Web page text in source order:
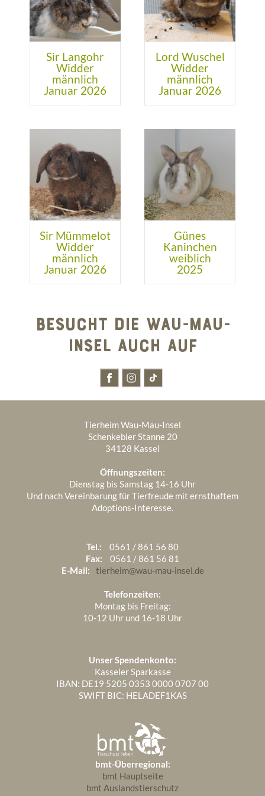
KONTAKT
SHOP
Sir Langohr
Widder
männlich
Januar 2026
Lord Wuschel
Widder
männlich
Januar 2026
Sir Mümmelot
Widder
männlich
Januar 2026
Günes
Kaninchen
weiblich
2025
BESUCHT DIE WAU-MAU-
INSEL AUCH AUF
Tierheim Wau-Mau-Insel
Schenkebier Stanne 20
34128 Kassel
Öffnungszeiten:
Dienstag bis Samstag 14-16 Uhr
Und nach Vereinbarung für Tierfreude mit ernsthaftem
Adoptions-Interesse.
Tel.:
0561 / 861 56 80
Fax:
0561 / 861 56 81
E-Mail:
tierheim@wau-mau-insel.de
Telefonzeiten:
Montag bis Freitag:
10-12 Uhr und 16-18 Uhr
Unser Spendenkonto:
Kasseler Sparkasse
IBAN: DE19 5205 0353 0000 0707 00
SWIFT BIC: HELADEF1KAS
bmt-Überregional:
bmt Hauptseite
bmt Auslandstierschutz